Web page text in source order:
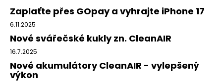
Zaplaťte přes GOpay a vyhrajte iPhone 17
6.11.2025
Nové svářečské kukly zn. CleanAIR
16.7.2025
Nové akumulátory CleanAIR - vylepšený
výkon